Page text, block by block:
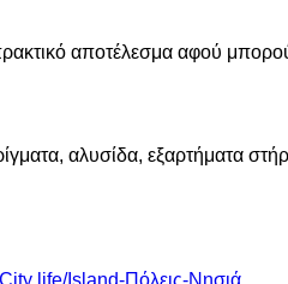
αποτέλεσμα αφού
αλυσίδα, εξαρτήματα
City life/Island-Πόλεις-Νησιά